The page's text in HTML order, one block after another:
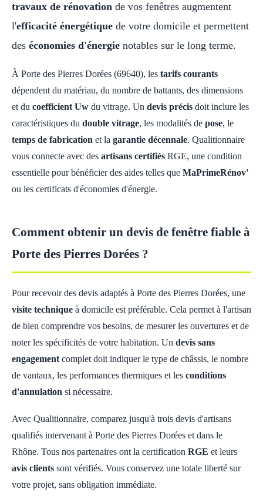
travaux de rénovation de vos fenêtres augmentent
l'efficacité énergétique de votre domicile et permettent
des économies d'énergie notables sur le long terme.
À Porte des Pierres Dorées (69640), les tarifs courants
dépendent du matériau, du nombre de battants, des dimensions
et du coefficient Uw du vitrage. Un devis précis doit inclure les
caractéristiques du double vitrage, les modalités de pose, le
temps de fabrication et la garantie décennale. Qualitionnaire
vous connecte avec des artisans certifiés RGE, une condition
essentielle pour bénéficier des aides telles que MaPrimeRénov'
ou les certificats d'économies d'énergie.
Comment obtenir un devis de fenêtre fiable à
Porte des Pierres Dorées ?
Pour recevoir des devis adaptés à Porte des Pierres Dorées, une
visite technique à domicile est préférable. Cela permet à l'artisan
de bien comprendre vos besoins, de mesurer les ouvertures et de
noter les spécificités de votre habitation. Un devis sans
engagement complet doit indiquer le type de châssis, le nombre
de vantaux, les performances thermiques et les conditions
d'annulation si nécessaire.
Avec Qualitionnaire, comparez jusqu'à trois devis d'artisans
qualifiés intervenant à Porte des Pierres Dorées et dans le
Rhône. Tous nos partenaires ont la certification RGE et leurs
avis clients sont vérifiés. Vous conservez une totale liberté sur
votre projet, sans obligation immédiate.